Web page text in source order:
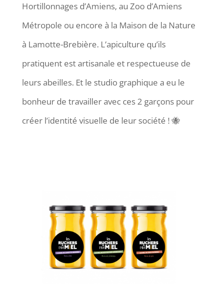
Hortillonnages d’Amiens, au Zoo d’Amiens
Métropole ou encore à la Maison de la Nature
à Lamotte-Brebière. L’apiculture qu’ils
pratiquent est artisanale et respectueuse de
leurs abeilles. Et le studio graphique a eu le
bonheur de travailler avec ces 2 garçons pour
créer l’identité visuelle de leur société ! 🐝